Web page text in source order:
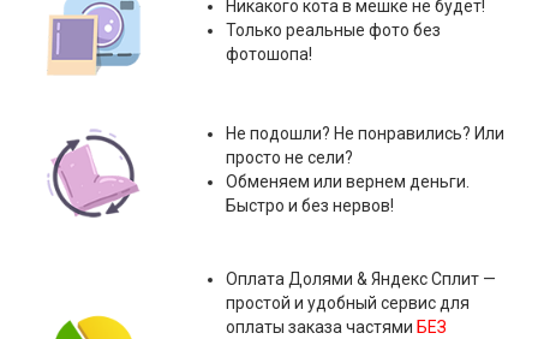
Никакого кота в мешке не будет!
Только реальные фото без
фотошопа!
Не подошли? Не понравились? Или
просто не сели?
Обменяем или вернем деньги.
Быстро и без нервов!
ОплатаДолями & Яндекс Сплит —
простой и удобный сервис для
оплаты заказа частями БЕЗ